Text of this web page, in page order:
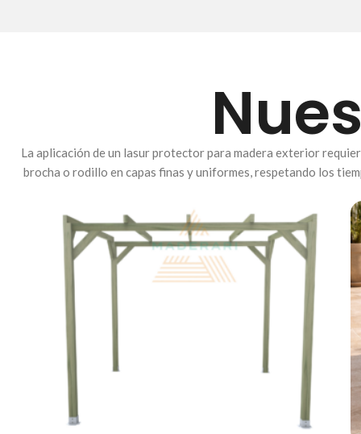
La aplicación de un lasur protector para madera exterior
brocha o rodillo en capas finas y uniformes, respetando los